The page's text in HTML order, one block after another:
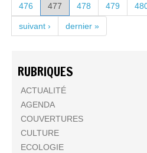
476 477 478 479
suivant › dernier »
RUBRIQUES
ACTUALITÉ
AGENDA
COUVERTURES
CULTURE
ECOLOGIE